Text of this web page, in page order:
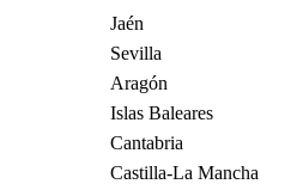
Jaén
Sevilla
Aragón
Islas Baleares
Cantabria
Castilla-La Mancha